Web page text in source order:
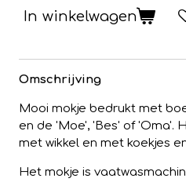
In winkelwagen
Omschrijving
Mooi mokje bedrukt met
en de 'Moe', 'Bes' of 'Oma'.
met wikkel en met koekjes
Het mokje is